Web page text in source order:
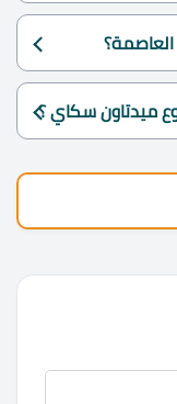
ميدتاون سكاي ؟